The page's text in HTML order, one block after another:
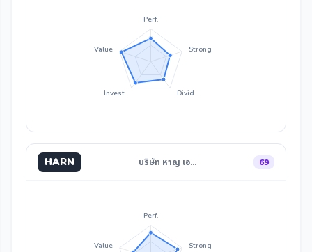
Perf.
Strong
Divid.
Invest
Value
HARN บริษัท หาญ เอ… 69
Perf.
Strong
Value